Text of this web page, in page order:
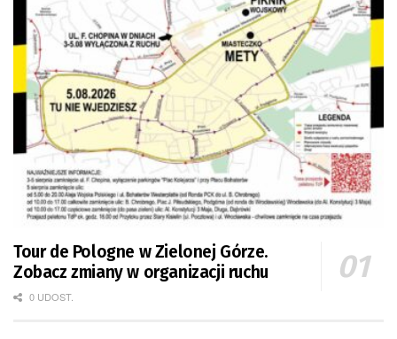
Tour de Pologne w Zielonej Górze.
Zobacz zmiany w organizacji ruchu
0 UDOST.